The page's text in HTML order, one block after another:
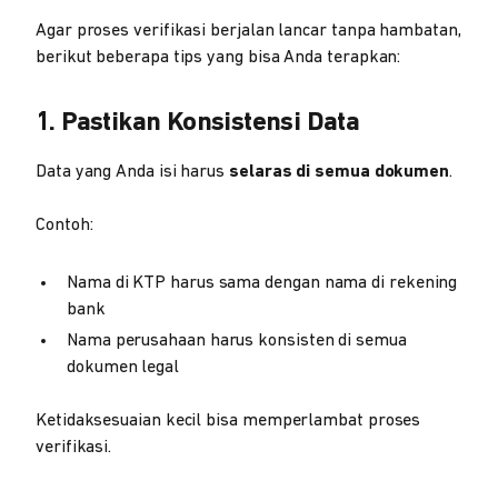
Agar proses verifikasi berjalan lancar tanpa hambatan,
berikut beberapa tips yang bisa Anda terapkan:
1. Pastikan Konsistensi Data
Data yang Anda isi harus selaras di semua dokumen.
Contoh:
Nama di KTP harus sama dengan nama di rekening
bank
Nama perusahaan harus konsisten di semua
dokumen legal
Ketidaksesuaian kecil bisa memperlambat proses
verifikasi.